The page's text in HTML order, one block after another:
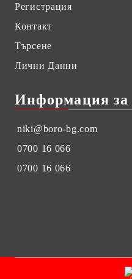
Регистрация
Контакт
Търсене
Лични Данни
Информация за
niki@boro-bg.com
0700 16 066
0700 16 066